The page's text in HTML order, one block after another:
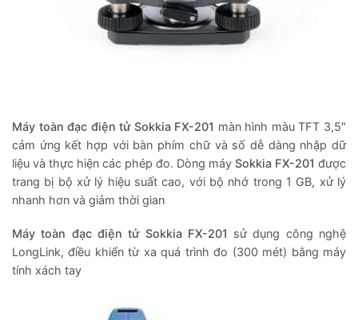
Máy toàn đạc điện tử Sokkia FX-201 màn hình màu TFT 3,5″
cảm ứng kết hợp với bàn phím chữ và số dễ dàng nhập dữ
liệu và thực hiện các phép đo. Dòng máy Sokkia FX-201 được
trang bị bộ xử lý hiệu suất cao, với bộ nhớ trong 1 GB, xử lý
nhanh hơn và giảm thời gian
Máy toàn đạc điện tử Sokkia FX-201 sử dụng công nghệ
LongLink, điều khiển từ xa quá trình đo (300 mét) bằng máy
tính xách tay